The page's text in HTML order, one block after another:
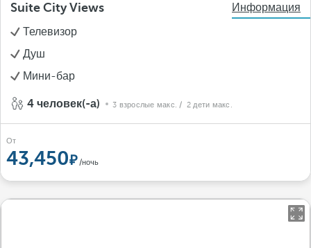
Suite City Views
Информация
Телевизор
Душ
Мини-бар
4 человек(-а) 3 взрослые макс. / 2 дети макс.
От
43,450 /ночь